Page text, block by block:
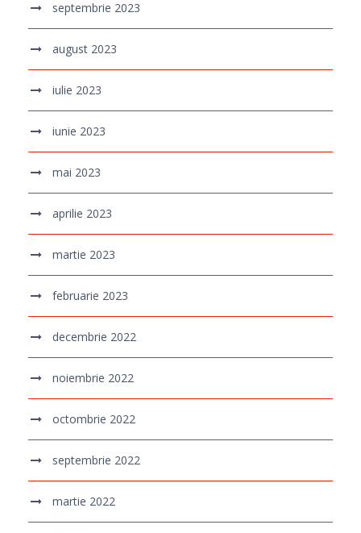
septembrie 2023
august 2023
iulie 2023
iunie 2023
mai 2023
aprilie 2023
martie 2023
februarie 2023
decembrie 2022
noiembrie 2022
octombrie 2022
septembrie 2022
martie 2022